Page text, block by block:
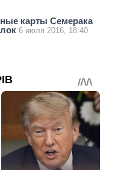
карты Семерака
6 июля 2016, 18:40